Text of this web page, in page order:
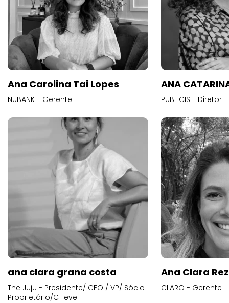
Ana Carolina Tai Lopes
NUBANK - Gerente
ANA
PUBLICIS - Diretor
ana clara grana costa
The Juju - Presidente/ CEO / VP/ Sócio
Proprietário/C-level
Ana Clara
CLARO - Gerente